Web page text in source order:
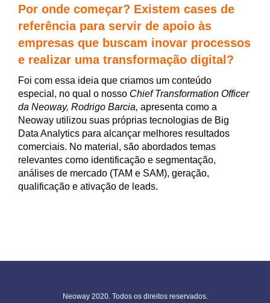
Por onde começar? Existem cases de
referência para servir de apoio às
empresas que buscam inovar processos
e realizar uma transformação digital?
Foi com essa ideia que criamos um conteúdo
especial, no qual o nosso Chief Transformation Officer
da Neoway, Rodrigo Barcia, apresenta como a
Neoway utilizou suas próprias tecnologias de Big
Data Analytics para alcançar melhores resultados
comerciais. No material, são abordados temas
relevantes como identificação e segmentação,
análises de mercado (TAM e SAM), geração,
qualificação e ativação de leads.
Neoway 2020. Todos os direitos reservados.